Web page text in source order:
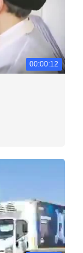
00:00:12